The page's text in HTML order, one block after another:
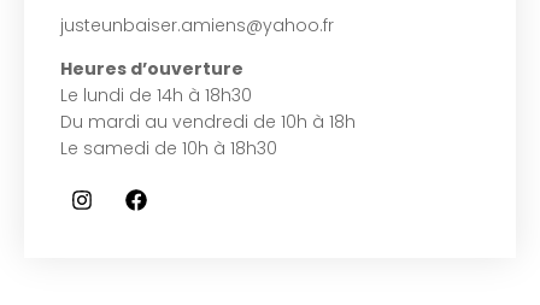
justeunbaiser.amiens@yahoo.fr
Heures d’ouverture
Le lundi de 14h à 18h30
Du mardi au vendredi de 10h à 18h
Le samedi de 10h à 18h30